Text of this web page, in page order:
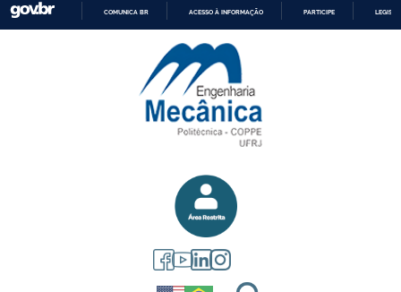
PARA
CONTEÚDO
COMUNICA BR ACESSO À INFORMAÇÃO PARTICIPE